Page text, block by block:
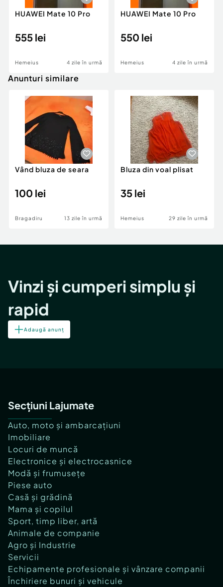
HUAWEI Mate 10 Pro
555 lei
Hemeius 4 zile în urmă
HUAWEI Mate 10 Pro
550 lei
Hemeius 4 zile în urmă
Anunturi similare
Vând bluza de seara
100 lei
Bragadiru 13 zile în urmă
Bluza din voal plisat
35 lei
Hemeius 29 zile în urmă
Vinzi și cumperi simplu și
rapid
Adaugă anunț
Secțiuni Lajumate
Auto, moto și ambarcațiuni
Imobiliare
Locuri de muncă
Electronice și electrocasnice
Modă și frumusețe
Piese auto
Casă și grădină
Mama și copilul
Sport, timp liber, artă
Animale de companie
Agro și Industrie
Servicii
Echipamente profesionale și vânzare companii
Închiriere bunuri și vehicule